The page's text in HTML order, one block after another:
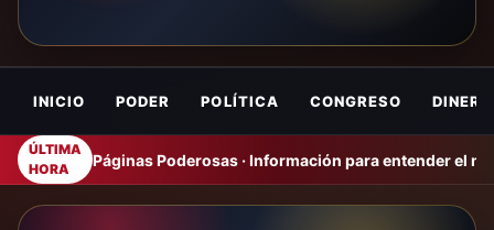
INICIO PODER POLÍTICA CONGRESO DINERO
ÚLTIMA
HORA
Páginas Poderosas · Información para entender el